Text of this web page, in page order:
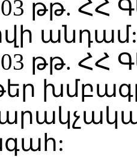
թթ.
անդամ:
թթ.